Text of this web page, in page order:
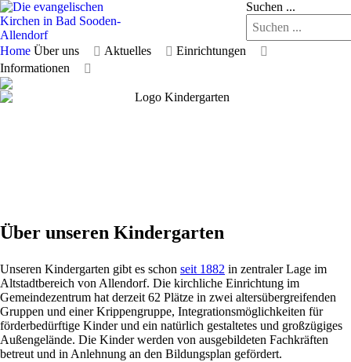
Suchen ...
Home Über uns Aktuelles
Einrichtungen
Informationen
Über unseren Kindergarten
Unseren Kindergarten gibt es schon seit 1882 in zentraler Lage im
Altstadtbereich von Allendorf. Die kirchliche Einrichtung im
Gemeindezentrum hat derzeit 62 Plätze in zwei altersübergreifenden
Gruppen und einer Krippengruppe, Integrationsmöglichkeiten für
förderbedürftige Kinder und ein natürlich gestaltetes und großzügiges
Außengelände. Die Kinder werden von ausgebildeten Fachkräften
betreut und in Anlehnung an den Bildungsplan gefördert.